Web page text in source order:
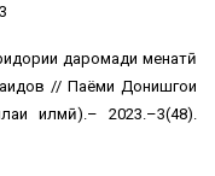
даромади меҳнатӣ
// Паёми Донишгоҳи
илмӣ).– 2023.–3(48).